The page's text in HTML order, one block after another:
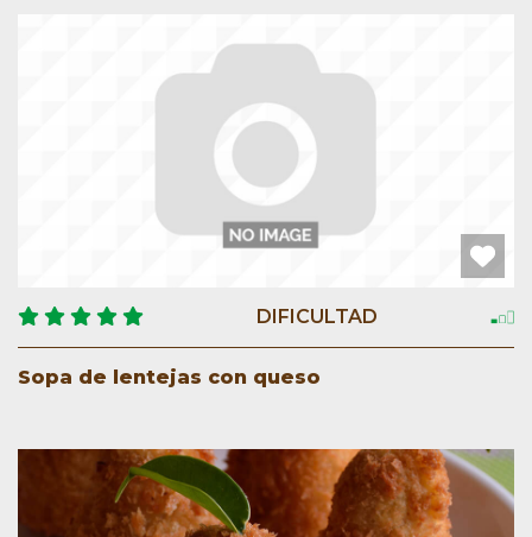
DIFICULTAD
Sopa de lentejas con queso